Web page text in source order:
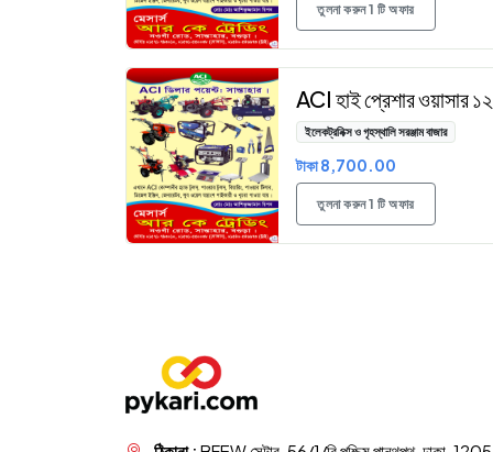
তুলনা করুন 1 টি অফার
ACI হাই প্রেশার ওয়াসার
ইলেকট্রনিক্স ও গৃহস্থালি সরঞ্জাম বাজার
টাকা 8,700.00
তুলনা করুন 1 টি অফার